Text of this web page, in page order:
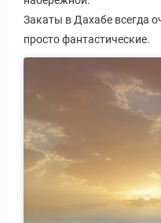
Закаты в Дахабе всегда
просто фантастические.